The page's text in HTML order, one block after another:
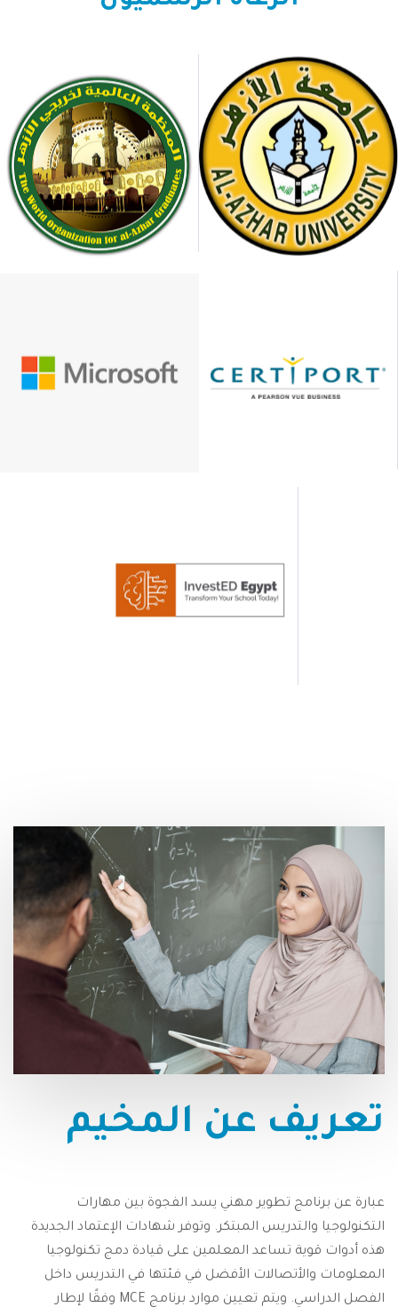
تعريف عن المخيم
عبارة عن برنامج تطوير مهني يسد الفجوة بين مهارات
التكنولوجيا والتدريس المبتكر. وتوفر شهادات الإعتماد الجديدة
هذه أدوات قوية تساعد المعلمين على قيادة دمج تكنولوجيا
المعلومات والأتصالات الأفضل في فئتها في التدريس داخل
الفصل الدراسي. ويتم تعيين موارد برنامج MCE وفقًا لإطار